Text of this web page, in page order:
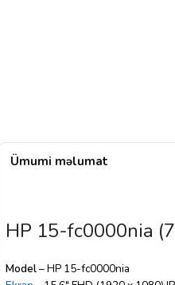
Ümumi məlumat
HP 15-fc0000nia
Model– HP 15-fc0000nia